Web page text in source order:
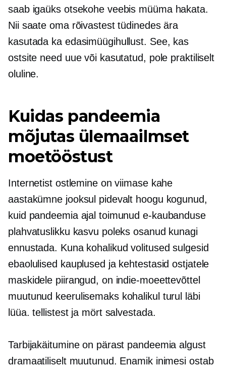
saab igaüks otsekohe veebis müüma hakata.
Nii saate oma rõivastest tüdinedes ära
kasutada ka edasimüügihullust. See, kas
ostsite need uue või kasutatud, pole praktiliselt
oluline.
Kuidas pandeemia
mõjutas ülemaailmset
moetööstust
Internetist ostlemine on viimase kahe
aastakümne jooksul pidevalt hoogu kogunud,
kuid pandeemia ajal toimunud e-kaubanduse
plahvatuslikku kasvu poleks osanud kunagi
ennustada. Kuna kohalikud volitused sulgesid
ebaolulised kauplused ja kehtestasid ostjatele
maskidele piirangud, on indie-moeettevõttel
muutunud keerulisemaks kohalikul turul läbi
lüüa.tellistest ja mörtsalvestada.
Tarbijakäitumine on pärast pandeemia algust
dramaatiliselt muutunud. Enamik inimesi ostab